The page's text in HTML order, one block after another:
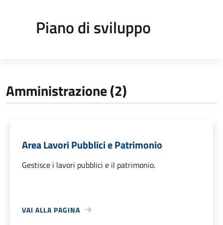
Piano di sviluppo
Amministrazione (2)
Area Lavori Pubblici e Patrimonio
Gestisce i lavori pubblici e il patrimonio.
VAI ALLA PAGINA